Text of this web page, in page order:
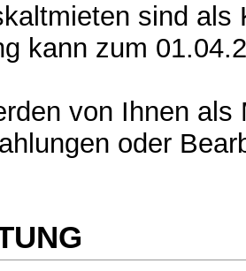
sind als
kann zum
von Ihnen als
oder